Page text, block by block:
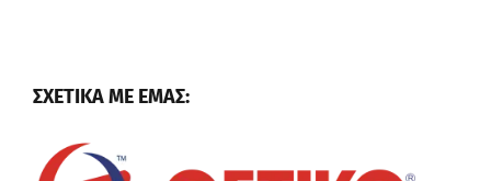
ΣΧΕΤΙΚΑ ΜΕ ΕΜΑΣ: